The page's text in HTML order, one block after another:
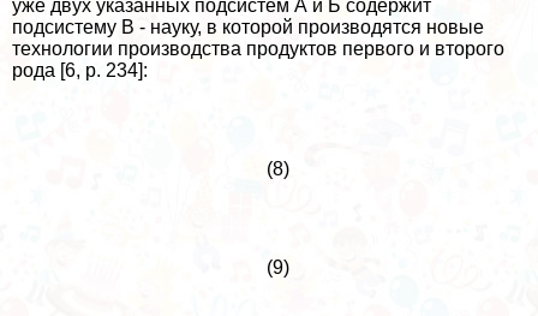
уже двух указанных подсистем А и Б содержит
подсистему В - науку, в которой производятся новые
технологии производства продуктов первого и второго
рода [6, p. 234]:
(8)
(9)